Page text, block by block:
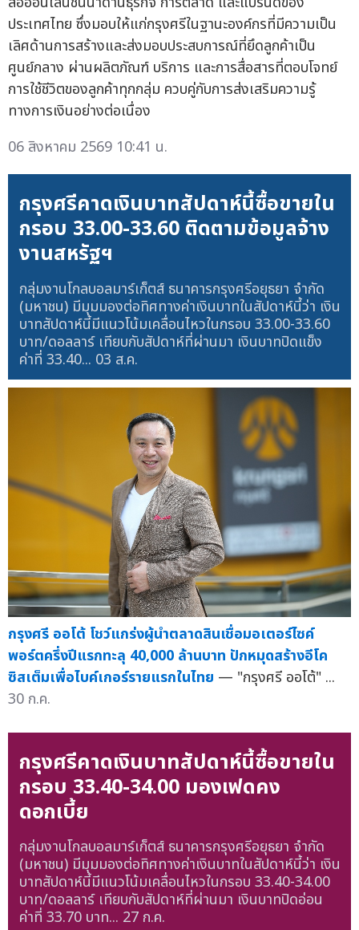
ประเทศไทย ซึ่งมอบให้แก่กรุงศรีในฐานะองค์กรที่มีความเป็น
เลิศด้านการสร้างและส่งมอบประสบการณ์ที่ยึดลูกค้าเป็น
ศูนย์กลาง ผ่านผลิตภัณฑ์ บริการ และการสื่อสารที่ตอบโจทย์
การใช้ชีวิตของลูกค้าทุกกลุ่ม ควบคู่กับการส่งเสริมความรู้
ทางการเงินอย่างต่อเนื่อง
06 สิงหาคม 2569 10:41 น.
กรุงศรีคาดเงินบาทสัปดาห์นี้ซื้อขายใน
กรอบ 33.00-33.60 ติดตามข้อมูลจ้าง
งานสหรัฐฯ
กลุ่มงานโกลบอลมาร์เก็ตส์ ธนาคารกรุงศรีอยุธยา จำกัด
(มหาชน) มีมุมมองต่อทิศทางค่าเงินบาทในสัปดาห์นี้ว่า เงิน
บาทสัปดาห์นี้มีแนวโน้มเคลื่อนไหวในกรอบ 33.00-33.60
บาท/ดอลลาร์ เทียบกับสัปดาห์ที่ผ่านมา เงินบาทปิดแข็ง
ค่าที่ 33.40... 03 ส.ค.
กรุงศรี ออโต้ โชว์แกร่งผู้นำตลาดสินเชื่อมอเตอร์ไซค์
พอร์ตครึ่งปีแรกทะลุ 40,000 ล้านบาท ปักหมุดสร้างอีโค
ซิสเต็มเพื่อไบค์เกอร์รายแรกในไทย — "กรุงศรี ออโต้" ...
30 ก.ค.
กรุงศรีคาดเงินบาทสัปดาห์นี้ซื้อขายใน
กรอบ 33.40-34.00 มองเฟดคง
ดอกเบี้ย
กลุ่มงานโกลบอลมาร์เก็ตส์ ธนาคารกรุงศรีอยุธยา จำกัด
(มหาชน) มีมุมมองต่อทิศทางค่าเงินบาทในสัปดาห์นี้ว่า เงิน
บาทสัปดาห์นี้มีแนวโน้มเคลื่อนไหวในกรอบ 33.40-34.00
บาท/ดอลลาร์ เทียบกับสัปดาห์ที่ผ่านมา เงินบาทปิดอ่อน
ค่าที่ 33.70 บาท... 27 ก.ค.